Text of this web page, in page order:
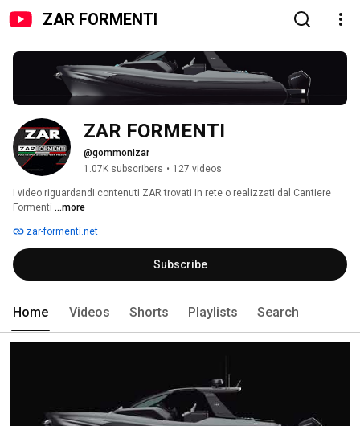
ZAR FORMENTI
ZAR FORMENTI
@gommonizar
1.07K subscribers • 127 videos
I video riguardandi contenuti ZAR trovati in rete o realizzati dal Cantiere
Formenti ...more
zar-formenti.net
Subscribe
Home Videos Shorts Playlists Search